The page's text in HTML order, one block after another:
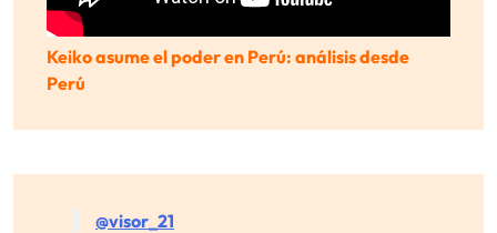
Keiko asume el poder en Perú: análisis desde
Perú
@visor_21